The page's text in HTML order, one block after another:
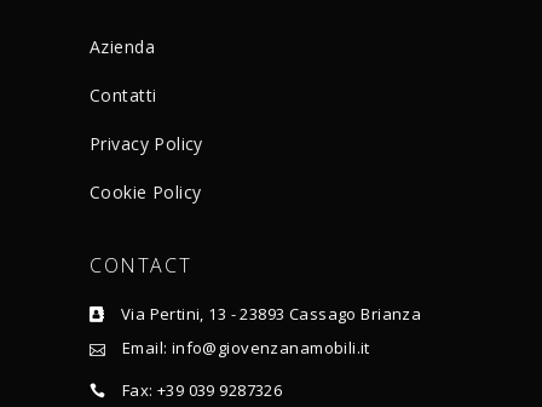
Azienda
Contatti
Privacy Policy
Cookie Policy
CONTACT
Via Pertini, 13 - 23893 Cassago Brianza
Email: info@giovenzanamobili.it
Fax: +39 039 9287326